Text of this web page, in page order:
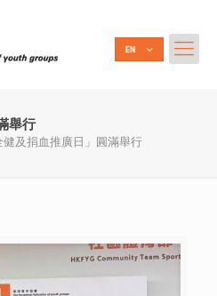
舉行
健及捐血推廣日」圓滿舉行